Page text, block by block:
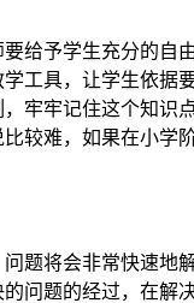
给予学生充分的自
工具，让学生依据
牢牢记住这个知识
较难，如果在小学
题将会非常快速地
问题的经过，在解